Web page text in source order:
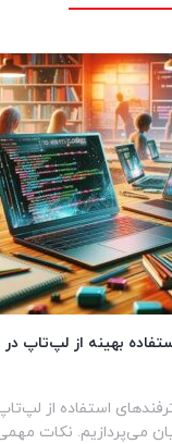
بهینه از لپ‌تاپ
استفاده از
می‌پردازیم. نکات